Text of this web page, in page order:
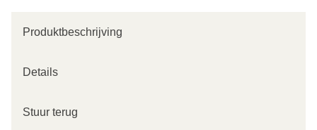
Produktbeschrijving
Details
Stuur terug